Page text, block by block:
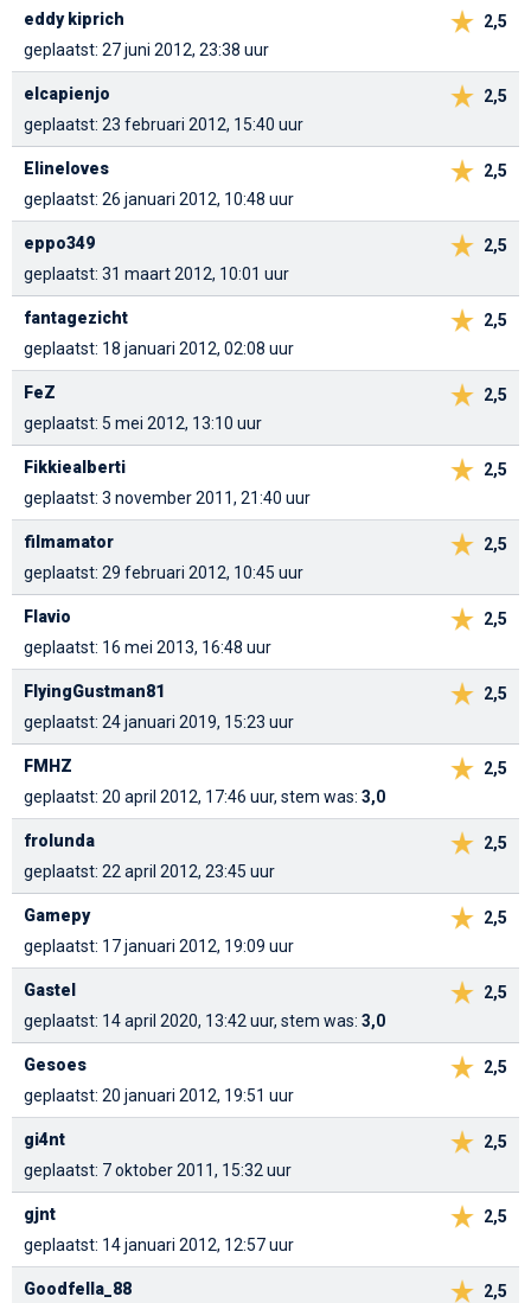
2,5
eddy kiprich
geplaatst: 27 juni 2012, 23:38 uur
2,5
elcapienjo
geplaatst: 23 februari 2012, 15:40 uur
2,5
Elineloves
geplaatst: 26 januari 2012, 10:48 uur
2,5
eppo349
geplaatst: 31 maart 2012, 10:01 uur
2,5
fantagezicht
geplaatst: 18 januari 2012, 02:08 uur
2,5
FeZ
geplaatst: 5 mei 2012, 13:10 uur
2,5
Fikkiealberti
geplaatst: 3 november 2011, 21:40 uur
2,5
filmamator
geplaatst: 29 februari 2012, 10:45 uur
2,5
Flavio
geplaatst: 16 mei 2013, 16:48 uur
2,5
FlyingGustman81
geplaatst: 24 januari 2019, 15:23 uur
2,5
FMHZ
geplaatst: 20 april 2012, 17:46 uur, stem was: 3,0
2,5
frolunda
geplaatst: 22 april 2012, 23:45 uur
2,5
Gamepy
geplaatst: 17 januari 2012, 19:09 uur
2,5
Gastel
geplaatst: 14 april 2020, 13:42 uur, stem was: 3,0
2,5
Gesoes
geplaatst: 20 januari 2012, 19:51 uur
2,5
gi4nt
geplaatst: 7 oktober 2011, 15:32 uur
2,5
gjnt
geplaatst: 14 januari 2012, 12:57 uur
2,5
Goodfella_88